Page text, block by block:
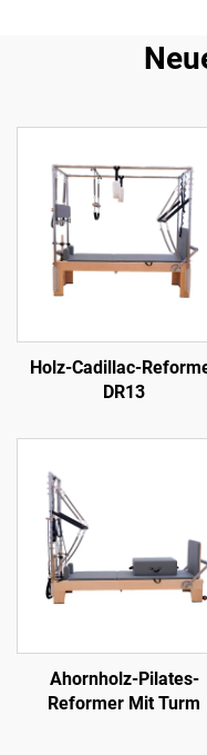
Holz-Cadillac-
DR13
Ahornholz-Pilates-
Reformer Mit Turm